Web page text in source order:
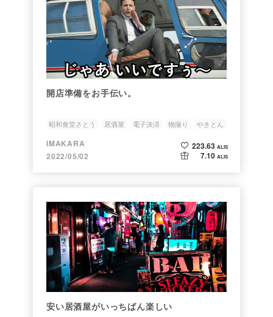
開店準備をお手伝い。
昭和食堂さとう 居酒屋 電子決済 物撮り やきとん
IMAKARA
2022/05/02
223.63 ALIS
7.10 ALIS
安い居酒屋がいっちばん楽しい